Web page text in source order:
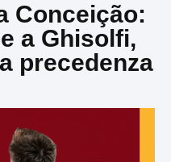
Conceição:
a Ghisolfi,
precedenza